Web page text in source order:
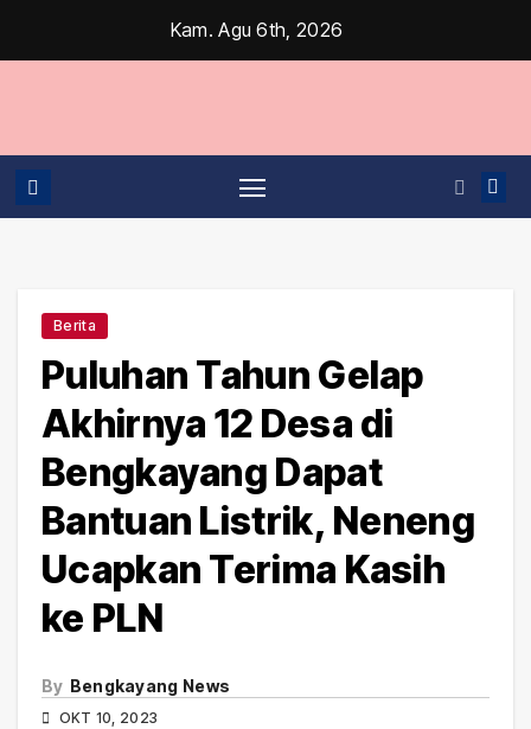
Kam. Agu 6th, 2026
Berita
Puluhan Tahun Gelap
Akhirnya 12 Desa di
Bengkayang Dapat
Bantuan Listrik, Neneng
Ucapkan Terima Kasih
ke PLN
By Bengkayang News
OKT 10, 2023